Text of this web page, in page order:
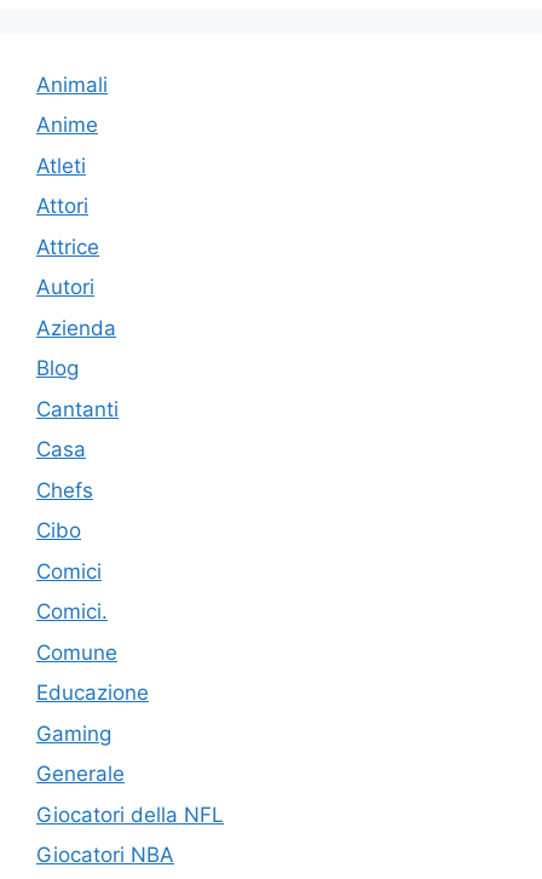
Animali
Anime
Atleti
Attori
Attrice
Autori
Azienda
Blog
Cantanti
Casa
Chefs
Cibo
Comici
Comici.
Comune
Educazione
Gaming
Generale
Giocatori della NFL
Giocatori NBA